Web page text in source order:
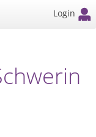
Login